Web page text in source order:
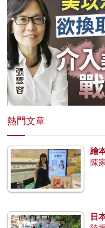
熱門文章
繪
陳
日